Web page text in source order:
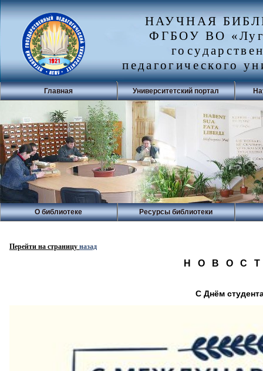
НАУЧНАЯ
ФГБОУ ВО
педагогического
Главная Университетский портал
О библиотеке Ресурсы библиотеки
Перейти на страницу назад
Н О В О С
С Днём